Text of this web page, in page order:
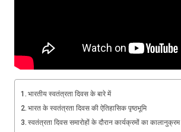
भारतीय स्वतंत्रता दिवस के बारे में
भारत के स्वतंत्रता दिवस की ऐतिहासिक पृष्ठभूमि
स्वतंत्रता दिवस समारोहों के दौरान कार्यक्रमों का कालानुक्रम